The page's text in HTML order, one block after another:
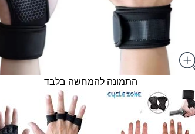
התמונה להמחשה בלבד